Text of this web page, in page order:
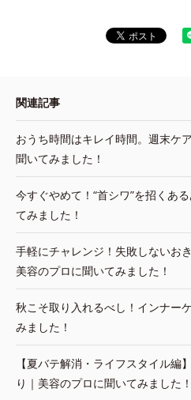
関連記事
おうち時間はキレイ時間。週末ケ
聞いてみました！
今すぐやめて！“首シワ”を招くあ
てみました！
手軽にチャレンジ！失敗しないお
美容のプロに聞いてみました！
秋こそ取り入れるべし！インナー
みました！
【夏バテ解消・ライフスタイル編
り｜美容のプロに聞いてみました！